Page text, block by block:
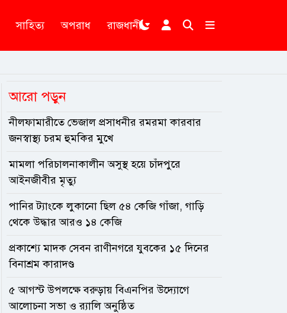
সাহিত্য অপরাধ রাজধানী
আরো পড়ুন
নীলফামারীতে ভেজাল প্রসাধনীর রমরমা কারবার
জনস্বাস্থ্য চরম হুমকির মুখে
মামলা পরিচালনাকালীন অসুস্থ হয়ে চাঁদপুরে
আইনজীবীর মৃত্যু
পানির ট্যাংকে লুকানো ছিল ৫৪ কেজি গাঁজা, গাড়ি
থেকে উদ্ধার আরও ১৪ কেজি
প্রকাশ্যে মাদক সেবন রাণীনগরে যুবকের ১৫ দিনের
বিনাশ্রম কারাদণ্ড
৫ আগস্ট উপলক্ষে বরুড়ায় বিএনপির উদ্যোগে
আলোচনা সভা ও র‍্যালি অনুষ্ঠিত